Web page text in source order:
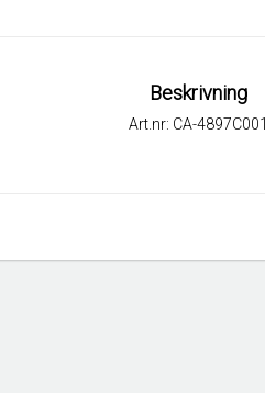
Beskrivning
Art.nr: CA-4897C001